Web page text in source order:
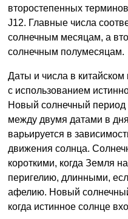
второстепенных
J12. Главные числа
солнечным месяцам, а
солнечным полумесяцам.
Даты и числа в
с использованием
Новый солнечный период
между двумя датами в
варьируется в
движения солнца.
короткими, когда Земля
перигелию, длинными,
афелию. Новый
когда истинное солнце